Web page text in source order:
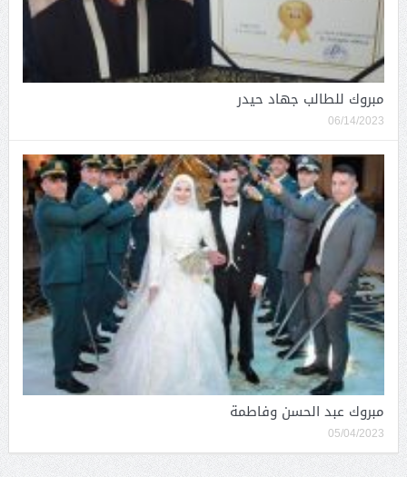
مبروك للطالب جهاد حيدر
06/14/2023
مبروك عبد الحسن وفاطمة
05/04/2023